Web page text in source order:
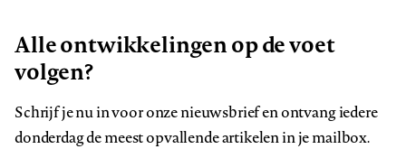
Alle ontwikkelingen op de voet
volgen?
Schrijf je nu in voor onze nieuwsbrief en ontvang iedere
donderdag de meest opvallende artikelen in je mailbox.